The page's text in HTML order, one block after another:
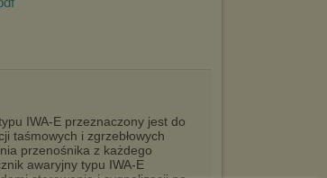
IWA-E przeznaczony jest do
taśmowych i zgrzebłowych
przenośnika z każdego
awaryjny typu IWA-E